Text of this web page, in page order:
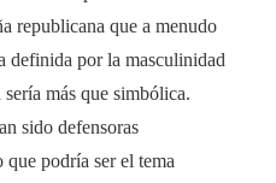
republicana que a menudo
definida por la masculinidad
más que simbólica.
sido defensoras
que podría ser el tema